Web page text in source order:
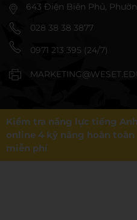
643 Điện Biên Phủ,
028 38 38 3877
0971 213 395 (24/7)
Kiểm tra năng lực tiếng Anh
online 4 kỹ năng hoàn toàn
miễn phí